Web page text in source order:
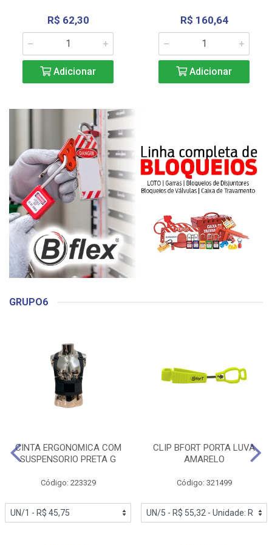
R$ 62,30
Adicionar
R$ 160,64
Adicionar
GRUPO6
CINTA ERGONOMICA COM
SUSPENSORIO PRETA G
Código: 223329
CLIP BFORT PORTA LUVA
AMARELO
Código: 321499